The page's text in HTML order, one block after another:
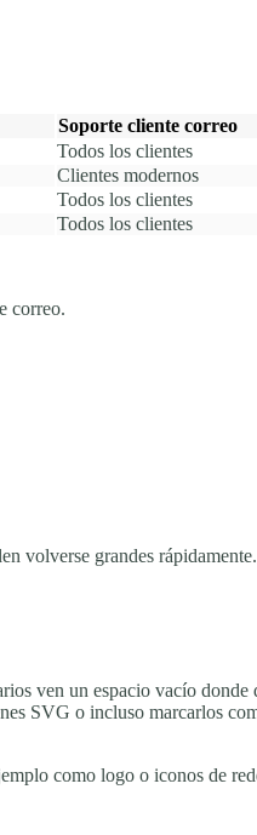
Soporte cliente correo
Todos los clientes
Clientes modernos
Todos los clientes
Todos los clientes
correo.
volverse grandes
ven un espacio vacío donde
SVG o incluso marcarlos
como logo o iconos de